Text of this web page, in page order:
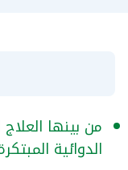
من بينها
الدوائية